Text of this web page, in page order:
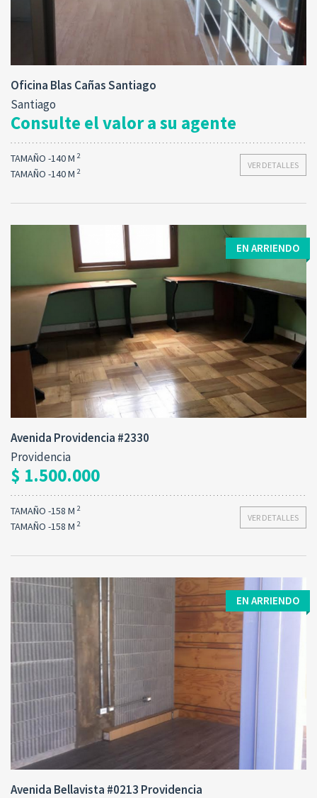
Oficina Blas Cañas Santiago
Santiago
Consulte el valor a su agente
VER DETALLES
TAMAÑO -140 M 2
TAMAÑO -140 M 2
EN ARRIENDO
Avenida Providencia #2330
Providencia
$ 1.500.000
VER DETALLES
TAMAÑO -158 M 2
TAMAÑO -158 M 2
EN ARRIENDO
Avenida Bellavista #0213 Providencia